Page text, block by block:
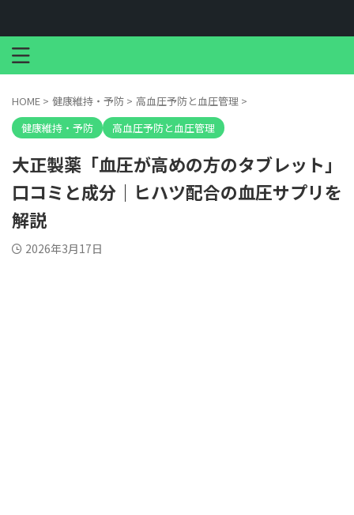
HOME > 健康維持・予防 > 高血圧予防と血圧管理 >
健康維持・予防
高血圧予防と血圧管理
大正製薬「血圧が高めの方のタブレット」
口コミと成分｜ヒハツ配合の血圧サプリを
解説
2026年3月17日